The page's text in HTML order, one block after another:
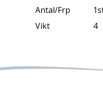
Antal/Frp
Vikt
4